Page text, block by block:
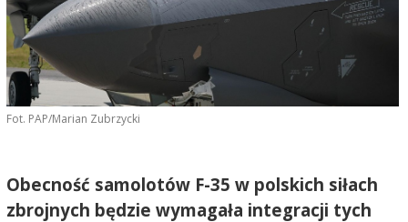
Fot. PAP/Marian Zubrzycki
Obecność samolotów F-35 w polskich siłach
zbrojnych będzie wymagała integracji tych